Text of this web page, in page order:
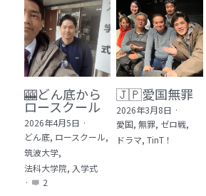
🎰どん底から
ロースクール
2026年4月5日 ·
どん底, ロースクール,
筑波大学,
法科大学院, 入学式
·
2
🇯🇵愛国無罪
2026年3月8日 ·
愛国, 無罪, ゼロ戦,
ドラマ, TinT！